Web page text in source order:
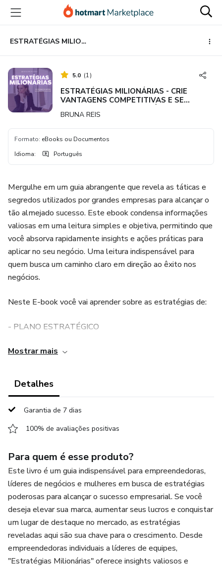
para
conteúdo
principal
para
pagamento
para
rodapé
ESTRATÉGIAS MILIONÁRIAS - CRIE VANTAGENS COMPETITIVAS E SE DESTAQUE DA CONCORRÊNCIA
5.0 (1)
ESTRATÉGIAS MILIONÁRIAS - CRIE
VANTAGENS COMPETITIVAS E SE
BRUNA REIS
Formato: eBooks ou Documentos
Idioma: Português
Mergulhe em um guia abrangente que revela as táticas e
segredos utilizados por grandes empresas para alcançar o
tão almejado sucesso. Este ebook condensa informações
valiosas em uma leitura simples e objetiva, permitindo que
você absorva rapidamente insights e ações práticas para
aplicar no seu negócio. Uma leitura indispensável para
quem busca um caminho claro em direção ao êxito nos
negócios.
Neste E-book você vai aprender sobre as estratégias de:
- PLANO ESTRATÉGICO
- GESTÃO DO TEMPO
- MARKETING SENSORIAL
- CROSS-SELLING
- UP-SELLING
- GARANTIA
- FIDELIZAÇÃO
- FUNIL DE VENDAS
Mostrar mais
Detalhes
Garantia de 7 dias
100% de avaliações positivas
Para quem é esse produto?
Este livro é um guia indispensável para empreendedoras,
líderes de negócios e mulheres em busca de estratégias
poderosas para alcançar o sucesso empresarial. Se você
deseja elevar sua marca, aumentar seus lucros e conquistar
um lugar de destaque no mercado, as estratégias
reveladas aqui são sua chave para o crescimento. Desde
empreendedoras individuais a líderes de equipes,
"Estratégias Milionárias" oferece insights valiosos e